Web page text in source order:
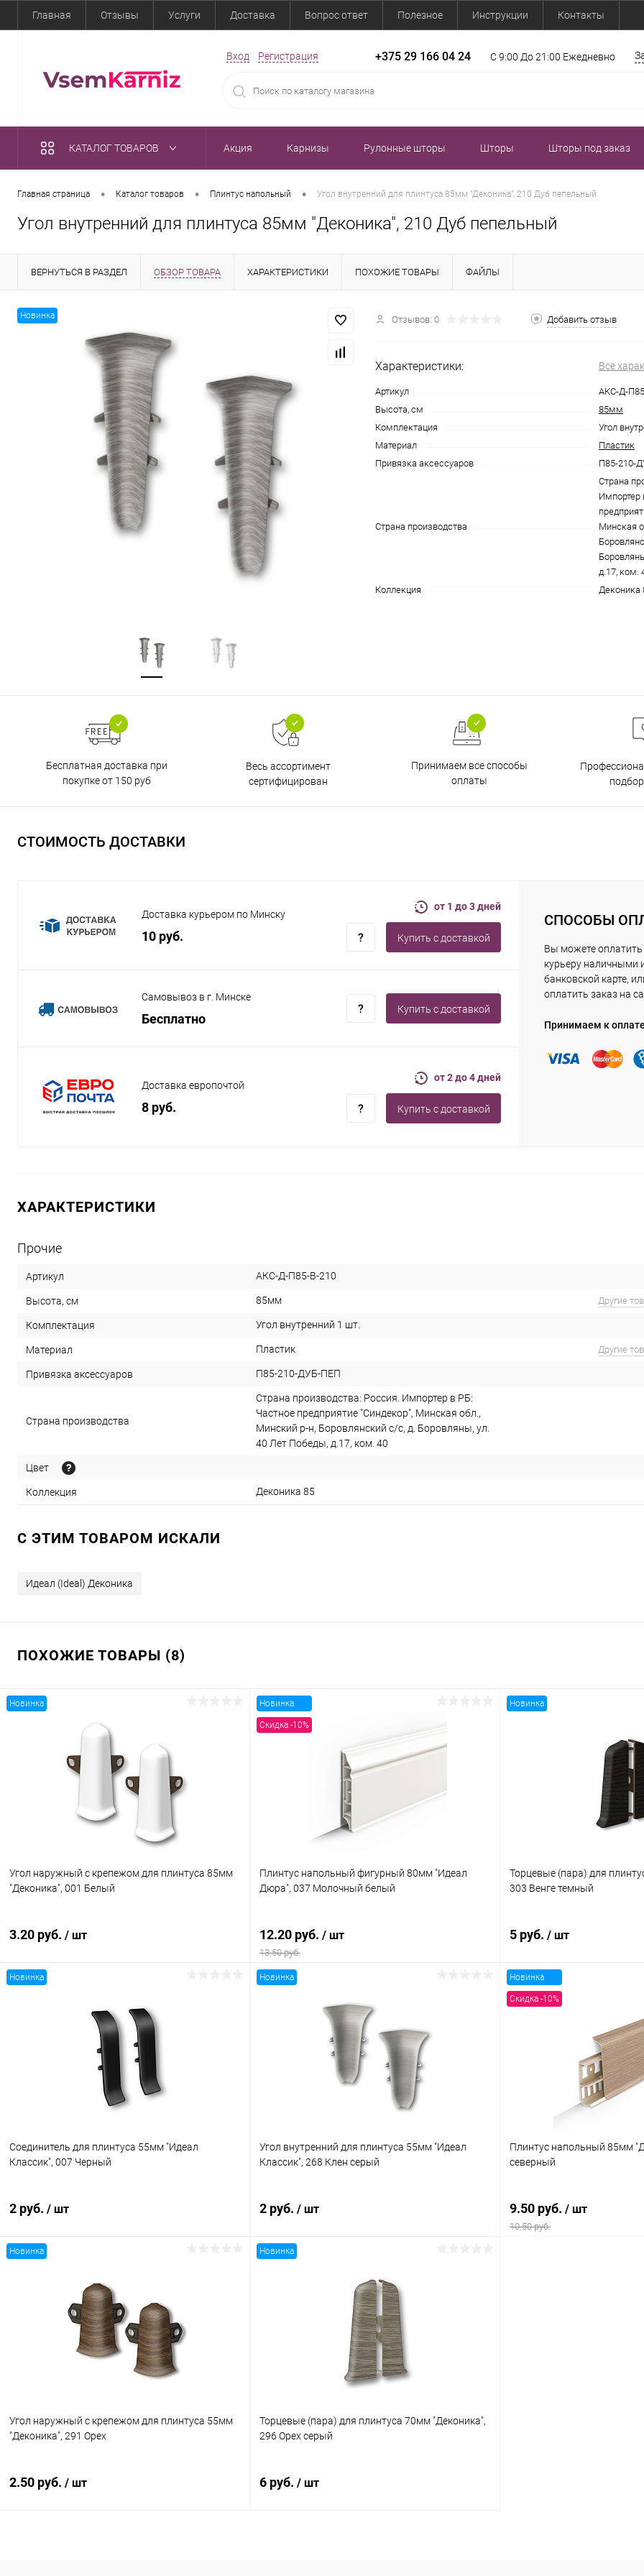
Главная Отзывы Услуги Доставка Вопрос ответ Полезное Инструкции Контакты
Вход Регистрация +375 29 166 04 24 С 9:00 До 21:00 Ежедневно
КАТАЛОГ ТОВАРОВ Акция Карнизы Рулонные шторы Шторы Шторы под заказ
Главная страница • Каталог товаров • Плинтус напольный • Угол внутренний для плинтуса 85мм "Деконика", 210 Дуб пепельный
Угол внутренний для плинтуса 85мм "Деконика", 210 Дуб пепельный
ВЕРНУТЬСЯ В РАЗДЕЛ ОБЗОР ТОВАРА ХАРАКТЕРИСТИКИ ПОХОЖИЕ ТОВАРЫ ФАЙЛЫ
Новинка Отзывов: 0 Добавить отзыв
Характеристики: Все
Артикул
АКС-Д-
Высота, см
85мм
Комплектация
Угол
Материал
Пластик
Привязка аксессуаров
П85-210-
Страна производства
Страна
Импортер
Минская
д.17, ком.
Коллекция
Деконика
Бесплатная доставка при
покупке от 150 руб
Весь ассортимент
сертифицирован
Принимаем все способы
оплаты
СТОИМОСТЬ ДОСТАВКИ
Доставка курьером по Минску
10 руб.
от 1 до 3 дней
Купить c доставкой
Самовывоз в г. Минске
Бесплатно
Купить c доставкой
Доставка европочтой
8 руб.
от 2 до 4 дней
Купить c доставкой
СПОСОБЫ
Вы можете оплатить
курьеру наличными
банковской карте,
оплатить заказ на
Принимаем к оплате
ХАРАКТЕРИСТИКИ
Прочие
Артикул АКС-Д-П85-В-210
Высота, см 85мм Другие
Комплектация Угол внутренний 1 шт.
Материал Пластик Другие
Привязка аксессуаров П85-210-ДУБ-ПЕП
Страна производства
Страна производства: Россия. Импортер в РБ:
Частное предприятие "Синдекор", Минская обл.,
Минский р-н, Боровлянский с/с, д. Боровляны, ул.
40 Лет Победы, д.17, ком. 40
Цвет
Коллекция Деконика 85
C ЭТИМ ТОВАРОМ ИСКАЛИ
Идеал (Ideal) Деконика
ПОХОЖИЕ ТОВАРЫ (8)
Новинка
Угол наружный с крепежом для плинтуса 85мм
"Деконика", 001 Белый
3.20 руб. / шт
Сравнение
В наличии
Новинка
Скидка -10%
Плинтус напольный фигурный 80мм "Идеал
Дюра", 037 Молочный белый
12.20 руб. / шт
13.50 руб.
Купить в 1 клик Сравнение
В наличии
Новинка
Торцевые (пара) для
303 Венге темный
5 руб. / шт
Новинка
Соединитель для плинтуса 55мм "Идеал
Классик", 007 Черный
2 руб. / шт
Купить в 1 клик Сравнение
В избранное В наличии
Новинка
Угол внутренний для плинтуса 55мм "Идеал
Классик", 268 Клен серый
2 руб. / шт
Новинка
Скидка -10%
Плинтус напольный 85мм
северный
9.50 руб. / шт
10.50 руб.
Новинка
Угол наружный с крепежом для плинтуса 55мм
"Деконика", 291 Орех
2.50 руб. / шт
Новинка
Торцевые (пара) для плинтуса 70мм "Деконика",
296 Орех серый
6 руб. / шт